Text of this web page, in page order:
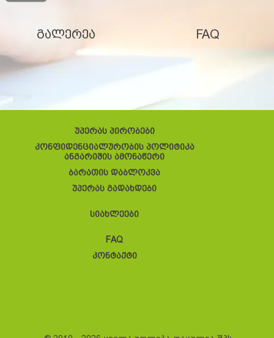
გალერეა FAQ
უპერას პირობები
კონფიდენციალურობის პოლიტიკა
ანგარიშის ამონაწერი
ბარათის დაბლოკვა
უპერას გადახდები
სიახლეები
FAQ
კონტაქტი